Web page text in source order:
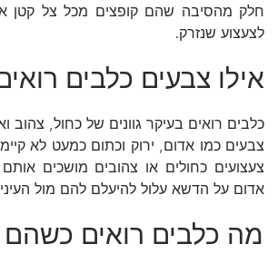
חלק מהסיבה שהם קופצים מכל צל קטן
לצעצוע שנזרק.
אילו צבעים כלבים
כלבים רואים בעיקר גוונים של כחול, צהוב
צבעים כמו אדום, ירוק וכתום כמעט לא
צעצועים כחולים או צהובים מושכים
אדום על הדשא עלול להיעלם להם מול
מה כלבים רואים כשהם